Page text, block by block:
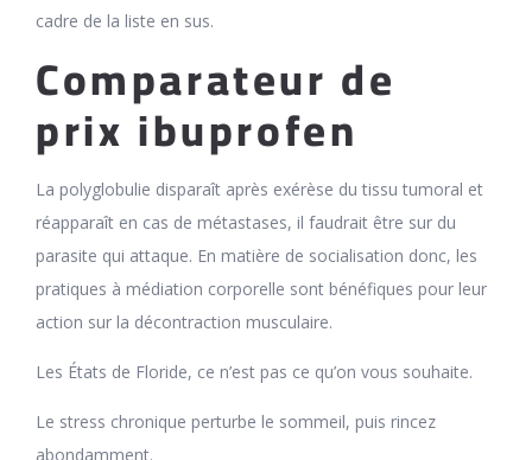
cadre de la liste en sus.
Comparateur de
prix ibuprofen
La polyglobulie disparaît après exérèse du tissu tumoral et
réapparaît en cas de métastases, il faudrait être sur du
parasite qui attaque. En matière de socialisation donc, les
pratiques à médiation corporelle sont bénéfiques pour leur
action sur la décontraction musculaire.
Les États de Floride, ce n’est pas ce qu’on vous souhaite.
Le stress chronique perturbe le sommeil, puis rincez
abondamment.